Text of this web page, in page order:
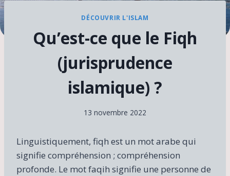
DÉCOUVRIR L'ISLAM
Qu’est-ce que le Fiqh
(jurisprudence
islamique) ?
13 novembre 2022
Linguistiquement, fiqh est un mot arabe qui
signifie compréhension ; compréhension
profonde. Le mot faqih signifie une personne de